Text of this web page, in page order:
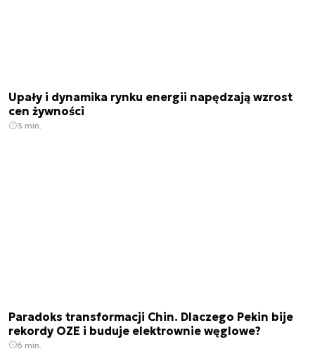
Upały i dynamika rynku energii napędzają wzrost
cen żywności
3 min.
Paradoks transformacji Chin. Dlaczego Pekin bije
rekordy OZE i buduje elektrownie węglowe?
6 min.